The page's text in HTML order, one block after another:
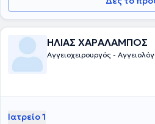
«Ερρίκος Ντυνάν Hospital Center» και
ΗΛΙΑΣ ΧΑΡΑΛΑΜΠΟΣ
Αγγειοχειρουργός -
Ιατρείο 1